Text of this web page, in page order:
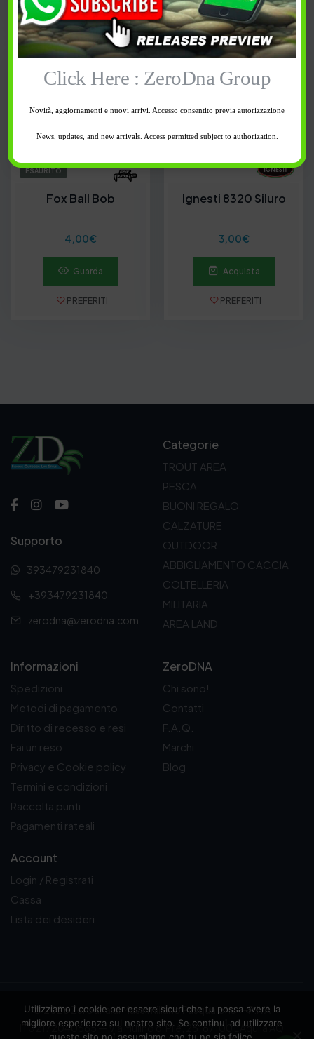
PREFERITI PREFERITI
ESAURITO
Fox Ball Bob
4,00€
Guarda
PREFERITI
Ignesti 8320 Siluro
3,00€
Acquista
PREFERITI
Supporto
393479231840
+393479231840
zerodna@zerodna.com
Categorie
TROUT AREA
PESCA
BUONI REGALO
CALZATURE
OUTDOOR
ABBIGLIAMENTO CACCIA
COLTELLERIA
MILITARIA
AREA LAND
Informazioni
Spedizioni
Metodi di pagamento
Diritto di recesso e resi
Fai un reso
Privacy e Cookie policy
Termini e condizioni
Raccolta punti
Pagamenti rateali
Account
Login / Registrati
Cassa
Lista dei desideri
ZeroDNA
Chi sono!
Contatti
F.A.Q.
Marchi
Blog
© 2026 Zerodna di Massimiliano Pasqualone — P.IVA
IT02172040665 — Via Mulino di Pile, 25, 67100 L'Aquila AQ
Click Here : ZeroDna Group
Novità, aggiornamenti e nuovi arrivi. Accesso consentito previa autorizzazione
News, updates, and new arrivals. Access permitted subject to authorization.
Utilizziamo i cookie per essere sicuri che tu possa avere la
migliore esperienza sul nostro sito. Se continui ad utilizzare